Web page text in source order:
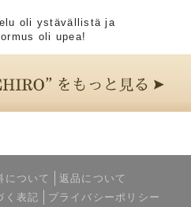
oli ystävällistä ja
oli upea!
について
返品について
く表記 プライバシーポリシー